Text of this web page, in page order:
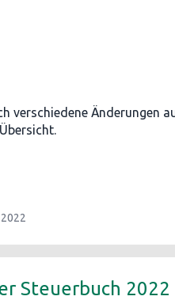
verschiedene Änderungen
2022
Steuerbuch 2022